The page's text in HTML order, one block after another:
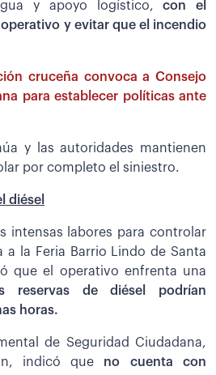
y apoyo logístico, con el
y evitar que el incendio
cruceña convoca a Consejo
para establecer políticas ante
y las autoridades mantienen
por completo el siniestro.
diésel
intensas labores para controlar
la Feria Barrio Lindo de Santa
que el operativo enfrenta una
reservas de diésel podrían
horas.
de Seguridad Ciudadana,
indicó que no cuenta con